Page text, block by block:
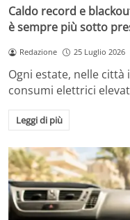
Caldo record e
è sempre più sotto
Redazione 25 Luglio 2026
Ogni estate, nelle
consumi elettrici
Leggi di più